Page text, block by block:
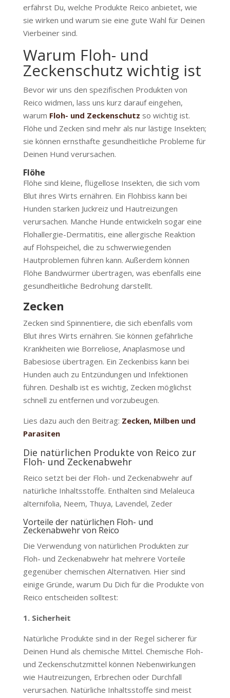
erfährst Du, welche Produkte Reico anbietet, wie
sie wirken und warum sie eine gute Wahl für Deinen
Vierbeiner sind.
Warum Floh- und
Zeckenschutz wichtig ist
Bevor wir uns den spezifischen Produkten von
Reico widmen, lass uns kurz darauf eingehen,
warum Floh- und Zeckenschutz so wichtig ist.
Flöhe und Zecken sind mehr als nur lästige Insekten;
sie können ernsthafte gesundheitliche Probleme für
Deinen Hund verursachen.
Flöhe
Flöhe sind kleine, flügellose Insekten, die sich vom
Blut ihres Wirts ernähren. Ein Flohbiss kann bei
Hunden starken Juckreiz und Hautreizungen
verursachen. Manche Hunde entwickeln sogar eine
Flohallergie-Dermatitis, eine allergische Reaktion
auf Flohspeichel, die zu schwerwiegenden
Hautproblemen führen kann. Außerdem können
Flöhe Bandwürmer übertragen, was ebenfalls eine
gesundheitliche Bedrohung darstellt.
Zecken
Zecken sind Spinnentiere, die sich ebenfalls vom
Blut ihres Wirts ernähren. Sie können gefährliche
Krankheiten wie Borreliose, Anaplasmose und
Babesiose übertragen. Ein Zeckenbiss kann bei
Hunden auch zu Entzündungen und Infektionen
führen. Deshalb ist es wichtig, Zecken möglichst
schnell zu entfernen und vorzubeugen.
Lies dazu auch den Beitrag: Zecken, Milben und
Parasiten
Die natürlichen Produkte von Reico zur
Floh- und Zeckenabwehr
Reico setzt bei der Floh- und Zeckenabwehr auf
natürliche Inhaltsstoffe. Enthalten sind Melaleuca
alternifolia, Neem, Thuya, Lavendel, Zeder
Vorteile der natürlichen Floh- und
Zeckenabwehr von Reico
Die Verwendung von natürlichen Produkten zur
Floh- und Zeckenabwehr hat mehrere Vorteile
gegenüber chemischen Alternativen. Hier sind
einige Gründe, warum Du Dich für die Produkte von
Reico entscheiden solltest:
1. Sicherheit
Natürliche Produkte sind in der Regel sicherer für
Deinen Hund als chemische Mittel. Chemische Floh-
und Zeckenschutzmittel können Nebenwirkungen
wie Hautreizungen, Erbrechen oder Durchfall
verursachen. Natürliche Inhaltsstoffe sind meist